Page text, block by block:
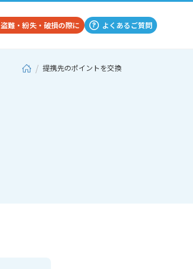
盗難・紛失・破損の際に よくあるご質問
提携先のポイントを交換